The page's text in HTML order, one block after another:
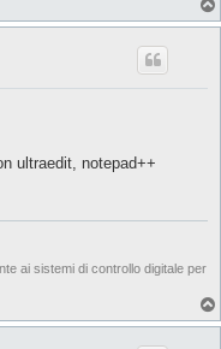
ultraedit, notepad++
ai sistemi di controllo digitale per